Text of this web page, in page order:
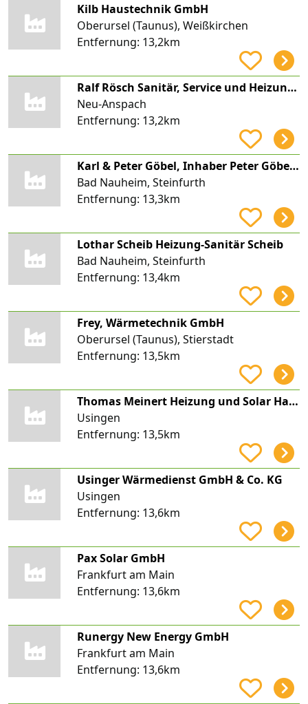
Kilb Haustechnik GmbH
Oberursel (Taunus), Weißkirchen
Entfernung: 13,2km
Ralf Rösch Sanitär, Service und Heizungsbau GmbH
Neu-Anspach
Entfernung: 13,2km
Karl & Peter Göbel, Inhaber Peter Göbel e.K.
Bad Nauheim, Steinfurth
Entfernung: 13,3km
Lothar Scheib Heizung-Sanitär Scheib
Bad Nauheim, Steinfurth
Entfernung: 13,4km
Frey, Wärmetechnik GmbH
Oberursel (Taunus), Stierstadt
Entfernung: 13,5km
Thomas Meinert Heizung und Solar Haustechnik Meinert
Usingen
Entfernung: 13,5km
Usinger Wärmedienst GmbH & Co. KG
Usingen
Entfernung: 13,6km
Pax Solar GmbH
Frankfurt am Main
Entfernung: 13,6km
Runergy New Energy GmbH
Frankfurt am Main
Entfernung: 13,6km